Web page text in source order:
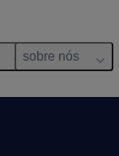
sobre nós